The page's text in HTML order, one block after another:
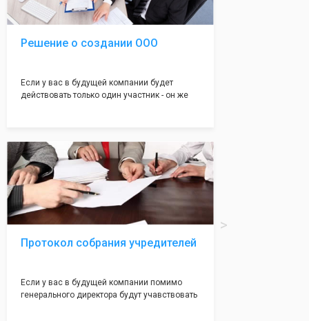
налоговой инспекции!
Решение о создании ООО
Если у вас в будущей компании будет
действовать только один участник - он же
грамотно составят данное заявление, а Вам
нужно будет только поставить подпись на
нём!
Протокол собрания учредителей
Если у вас в будущей компании помимо
генерального директора будут учавствовать